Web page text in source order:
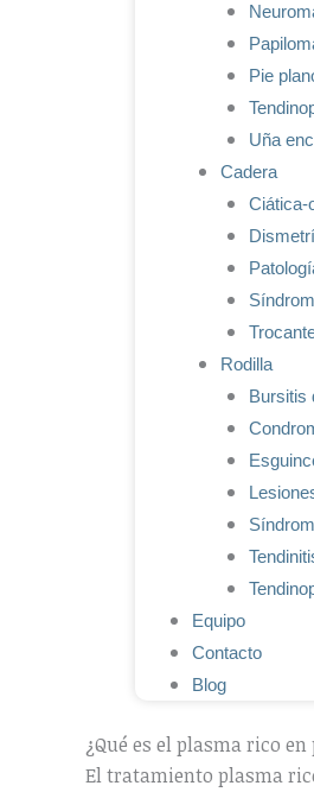
Pie
Uña
Cadera
Ciática-
Rodilla
Bursitis
Equipo
Contacto
Blog
¿Qué es el plasma rico
El tratamiento plasma